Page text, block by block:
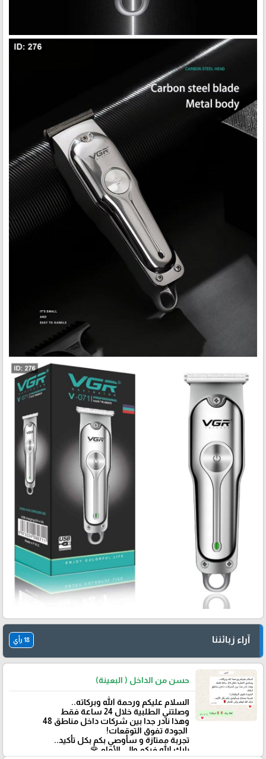
آراء زبائننا 18 رأي
حسن من الداخل ( البعينة)
‏السلام عليكم ورحمة الله وبركاته..
وصلتني الطلبية خلال 24 ساعة فقط
‏وهذا نادر جدا بين شركات داخل مناطق 48
‏ الجودة تفوق التوقعات!
تجربة ممتازة و سأوصي بكم بكل تأكيد..
‏بارك الله فيكم وإلى الأمام 🌹